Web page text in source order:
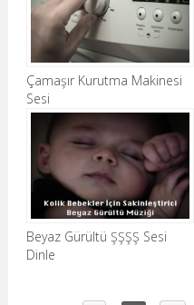
Çamaşır Kurutma Makinesi
Sesi
Beyaz Gürültü ŞŞŞŞ Sesi
Dinle